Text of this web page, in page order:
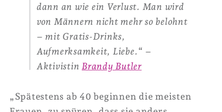
dann an wie ein Verlust. Man wird
von Männern nicht mehr so belohnt
– mit Gratis-Drinks,
Aufmerksamkeit, Liebe.“ –
Aktivistin Brandy Butler
„Spätestens ab 40 beginnen die meisten